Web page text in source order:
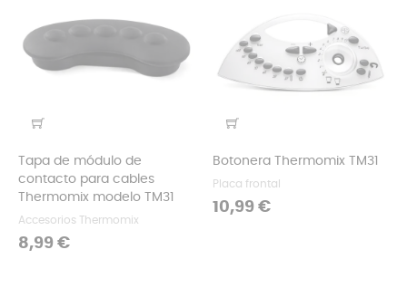
Tapa de módulo de
contacto para cables
Thermomix modelo TM31
Accesorios Thermomix
Precio
8,99 €
Botonera Thermomix TM31
Placa frontal
Precio
10,99 €